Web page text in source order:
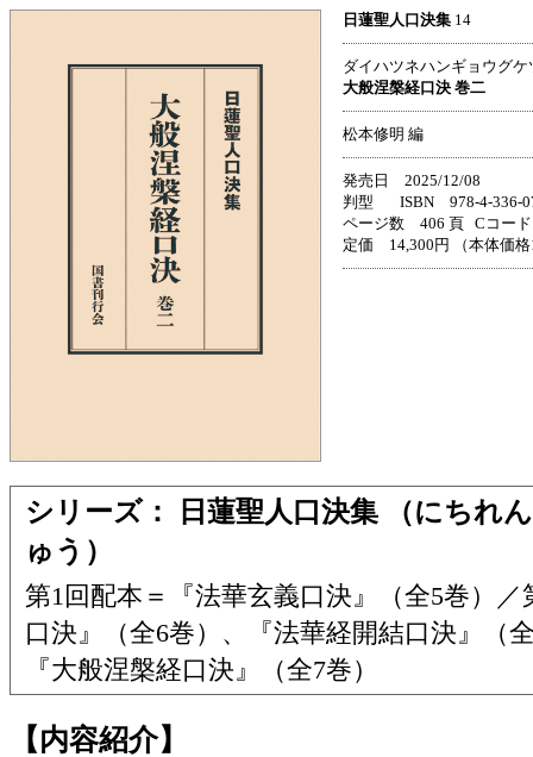
日蓮聖人口決集 14
ダイハツネハンギョウグ
大般涅槃経口決 巻二
松本修明 編
発売日 2025/12/08
判型 ISBN 978-4-336-
ページ数 406 頁 Cコー
定価 14,300円 （本体価格
シリーズ： 日蓮聖人口決集 （にちれ
ゅう）
第1回配本＝『法華玄義口決』（全5巻）
口決』（全6巻）、『法華経開結口決』（
『大般涅槃経口決』（全7巻）
【内容紹介】